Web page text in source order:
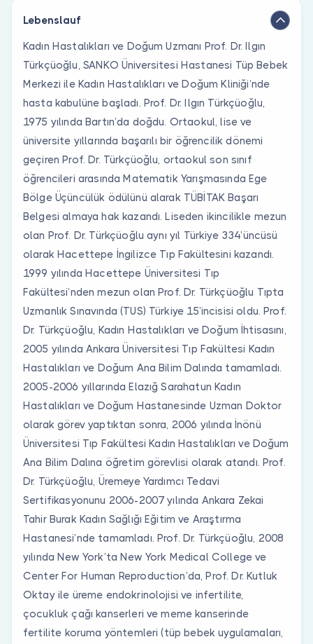
Lebenslauf
Kadın Hastalıkları ve Doğum Uzmanı Prof. Dr. Ilgın
Türkçüoğlu, SANKO Üniversitesi Hastanesi Tüp Bebek
Merkezi ile Kadın Hastalıkları ve Doğum Kliniği’nde
hasta kabulüne başladı. Prof. Dr. Ilgın Türkçüoğlu,
1975 yılında Bartın’da doğdu. Ortaokul, lise ve
üniversite yıllarında başarılı bir öğrencilik dönemi
geçiren Prof. Dr. Türkçüoğlu, ortaokul son sınıf
öğrencileri arasında Matematik Yarışmasında Ege
Bölge Üçüncülük ödülünü alarak TÜBİTAK Başarı
Belgesi almaya hak kazandı. Liseden ikincilikle mezun
olan Prof. Dr. Türkçüoğlu aynı yıl Türkiye 334’üncüsü
olarak Hacettepe İngilizce Tıp Fakültesini kazandı.
1999 yılında Hacettepe Üniversitesi Tıp
Fakültesi’nden mezun olan Prof. Dr. Türkçüoğlu Tıpta
Uzmanlık Sınavında (TUS) Türkiye 15’incisisi oldu. Prof.
Dr. Türkçüoğlu, Kadın Hastalıkları ve Doğum İhtisasını,
2005 yılında Ankara Üniversitesi Tıp Fakültesi Kadın
Hastalıkları ve Doğum Ana Bilim Dalında tamamladı.
2005-2006 yıllarında Elazığ Sarahatun Kadın
Hastalıkları ve Doğum Hastanesinde Uzman Doktor
olarak görev yaptıktan sonra, 2006 yılında İnönü
Üniversitesi Tıp Fakültesi Kadın Hastalıkları ve Doğum
Ana Bilim Dalına öğretim görevlisi olarak atandı. Prof.
Dr. Türkçüoğlu, Üremeye Yardımcı Tedavi
Sertifikasyonunu 2006-2007 yılında Ankara Zekai
Tahir Burak Kadın Sağlığı Eğitim ve Araştırma
Hastanesi’nde tamamladı. Prof. Dr. Türkçüoğlu, 2008
yılında New York’ta New York Medical College ve
Center For Human Reproduction’da, Prof. Dr. Kutluk
Oktay ile üreme endokrinolojisi ve infertilite,
çocukluk çağı kanserleri ve meme kanserinde
fertilite koruma yöntemleri (tüp bebek uygulamaları,